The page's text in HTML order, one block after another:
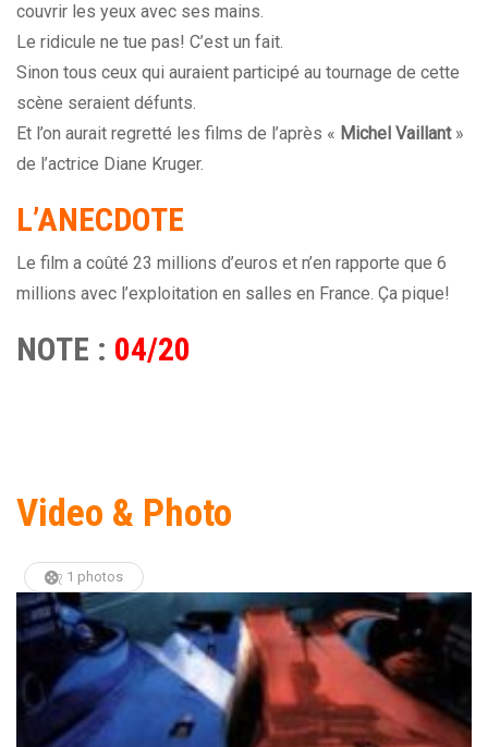
couvrir les yeux avec ses mains.
Le ridicule ne tue pas! C’est un fait.
Sinon tous ceux qui auraient participé au tournage de cette
scène seraient défunts.
Et l’on aurait regretté les films de l’après « Michel Vaillant»
de l’actrice Diane Kruger.
L’ANECDOTE
Le film a coûté 23 millions d’euros et n’en rapporte que 6
millions avec l’exploitation en salles en France. Ça pique!
NOTE : 04/20
Video & Photo
1 photos